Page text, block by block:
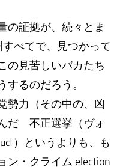
の証拠が、続々とま
べてで、見つかって
の見苦しいバカたち
るのだろう。
勢力（その中の、凶
だ 不正選挙（ヴォ
）というよりも、も
ン・クライム election